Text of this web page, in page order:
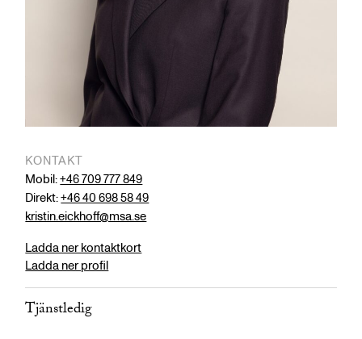
KONTAKT
Mobil:+46 709 777 849
Direkt:+46 40 698 58 49
kristin.eickhoff@msa.se
Ladda ner kontaktkort
Ladda ner profil
Tjänstledig